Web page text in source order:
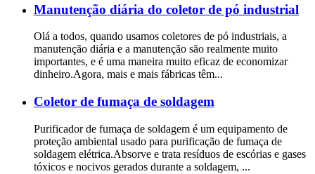
Manutenção diária do coletor de pó industrial
Olá a todos, quando usamos coletores de pó industriais, a
manutenção diária e a manutenção são realmente muito
importantes, e é uma maneira muito eficaz de economizar
dinheiro.Agora, mais e mais fábricas têm...
Coletor de fumaça de soldagem
Purificador de fumaça de soldagem é um equipamento de
proteção ambiental usado para purificação de fumaça de
soldagem elétrica.Absorve e trata resíduos de escórias e gases
tóxicos e nocivos gerados durante a soldagem, ...